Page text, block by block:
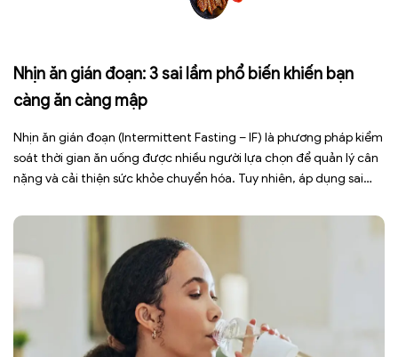
Nhịn ăn gián đoạn: 3 sai lầm phổ biến khiến bạn
càng ăn càng mập
Nhịn ăn gián đoạn (Intermittent Fasting – IF) là phương pháp kiểm
soát thời gian ăn uống được nhiều người lựa chọn để quản lý cân
nặng và cải thiện sức khỏe chuyển hóa. Tuy nhiên, áp dụng sai
sức, mất cơ […]